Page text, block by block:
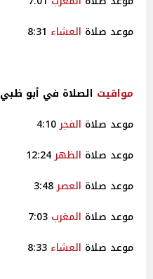
موعد صلاة العشاء
مواقيت الصلاة في أبو ظبي
موعد صلاة الفجر4:10
موعد صلاة الظهر12:24
موعد صلاة العصر3:48
موعد صلاة المغرب
موعد صلاة العشاء